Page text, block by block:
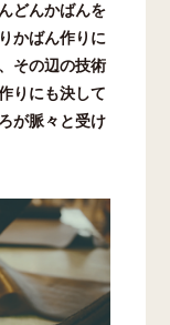
どんかばんを
かばん作りに
その辺の技術
りにも決して
が脈々と受け